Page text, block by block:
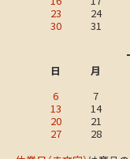
23
24
30
31
日
月
6
7
13
14
20
21
27
28